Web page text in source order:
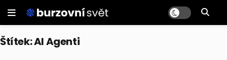
Štítek:AI Agenti